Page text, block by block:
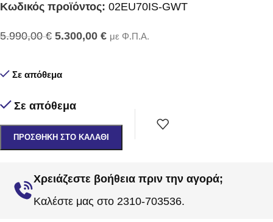
Κωδικός προϊόντος: 02EU70IS-GWT
5.990,00€ 5.300,00 € με Φ.Π.Α.
Σε απόθεμα
Σε απόθεμα
ΠΡΟΣΘΉΚΗ ΣΤΟ ΚΑΛΆΘΙ
Χρειάζεστε βοήθεια πριν την αγορά;
Καλέστε μας στο 2310-703536.